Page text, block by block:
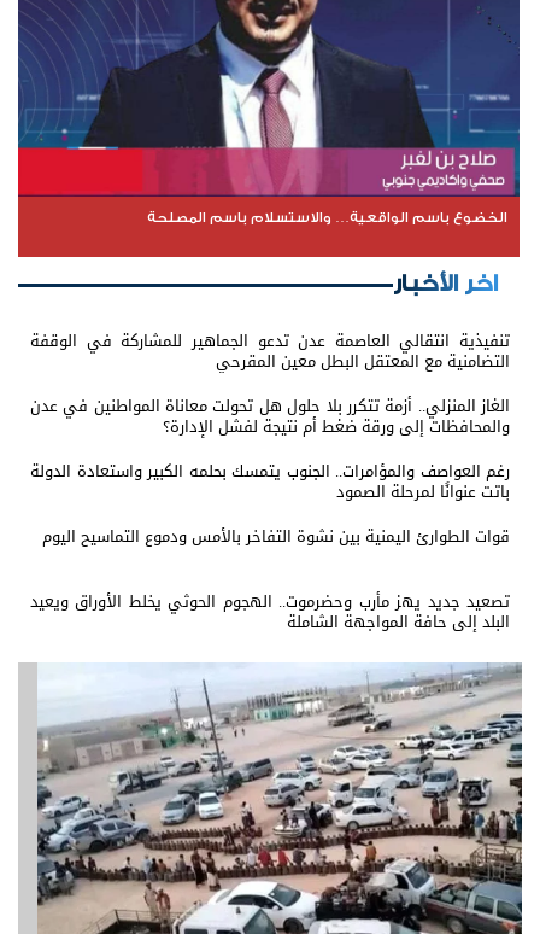
الخضوع باسم الواقعية… والاستسلام باسم المصلحة
اخر الأخبار
تنفيذية انتقالي العاصمة عدن تدعو الجماهير للمشاركة في الوقفة
التضامنية مع المعتقل البطل معين المقرحي
الغاز المنزلي.. أزمة تتكرر بلا حلول هل تحولت معاناة المواطنين في عدن
والمحافظات إلى ورقة ضغط أم نتيجة لفشل الإدارة؟
رغم العواصف والمؤامرات.. الجنوب يتمسك بحلمه الكبير واستعادة الدولة
باتت عنوانًا لمرحلة الصمود
قوات الطوارئ اليمنية بين نشوة التفاخر بالأمس ودموع التماسيح اليوم
تصعيد جديد يهز مأرب وحضرموت.. الهجوم الحوثي يخلط الأوراق ويعيد
البلد إلى حافة المواجهة الشاملة